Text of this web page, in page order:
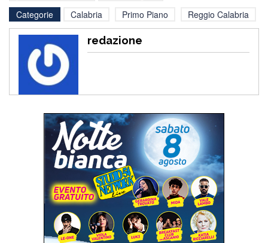
Categorie
Calabria Primo Piano Reggio Calabria
redazione